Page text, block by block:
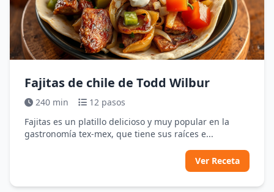
Fajitas de chile de Todd Wilbur
240 min
12 pasos
Fajitas es un platillo delicioso y muy popular en la
gastronomía tex-mex, que tiene sus raíces e...
Ver Receta